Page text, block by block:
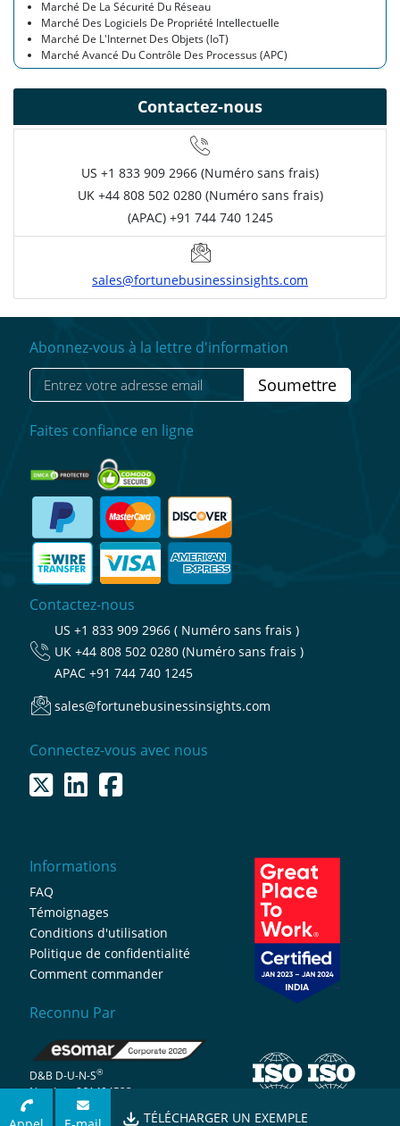
Marché De La Sécurité Du Réseau
Marché Des Logiciels De Propriété Intellectuelle
Marché De L'Internet Des Objets (IoT)
Marché Avancé Du Contrôle Des Processus (APC)
Contactez-nous
US +1 833 909 2966 (Numéro sans frais)
UK +44 808 502 0280 (Numéro sans frais)
(APAC) +91 744 740 1245
sales@fortunebusinessinsights.com
TÉLÉCHARGER UN EXEMPLE
Abonnez-vous à la lettre d'information
Soumettre
Faites confiance en ligne
Contactez-nous
US +1 833 909 2966 ( Numéro sans frais )
UK +44 808 502 0280 (Numéro sans frais )
APAC +91 744 740 1245
sales@fortunebusinessinsights.com
Connectez-vous avec nous
Informations
FAQ
Témoignages
Conditions d'utilisation
Politique de confidentialité
Comment commander
Reconnu Par
D&B D-U-N-S®
Number: 861494523